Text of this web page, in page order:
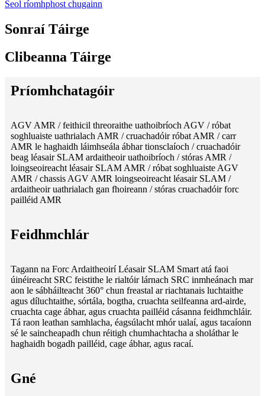
Seol ríomhphost chugainn
Sonraí Táirge
Clibeanna Táirge
Príomhchatagóir
AGV AMR / feithicil threoraithe uathoibríoch AGV / róbat
soghluaiste uathrialach AMR / cruachadóir róbat AMR / carr
AMR le haghaidh láimhseála ábhar tionsclaíoch / cruachadóir
beag léasair SLAM ardaitheoir uathoibríoch / stóras AMR /
loingseoireacht léasair SLAM AMR / róbat soghluaiste AGV
AMR / chassis AGV AMR loingseoireacht léasair SLAM /
ardaitheoir uathrialach gan fhoireann / stóras cruachadóir forc
pailléid AMR
Feidhmchlár
Tagann na Forc Ardaitheoirí Léasair SLAM Smart atá faoi
úinéireacht SRC feistithe le rialtóir lárnach SRC inmheánach mar
aon le sábháilteacht 360° chun freastal ar riachtanais luchtaithe
agus díluchtaithe, sórtála, bogtha, cruachta seilfeanna ard-airde,
cruachta cage ábhar, agus cruachta pailléid cásanna feidhmchláir.
Tá raon leathan samhlacha, éagsúlacht mhór ualaí, agus tacaíonn
sé le saincheapadh chun réitigh chumhachtacha a sholáthar le
haghaidh bogadh pailléid, cage ábhar, agus racaí.
Gné